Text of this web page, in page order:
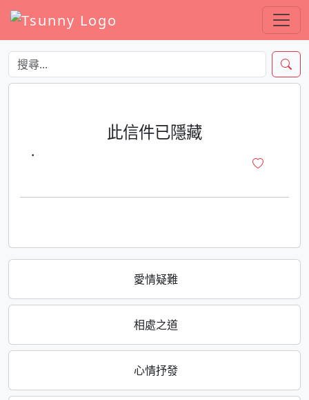
愛情疑難
相處之道
心情抒發
此信件已隱藏
·